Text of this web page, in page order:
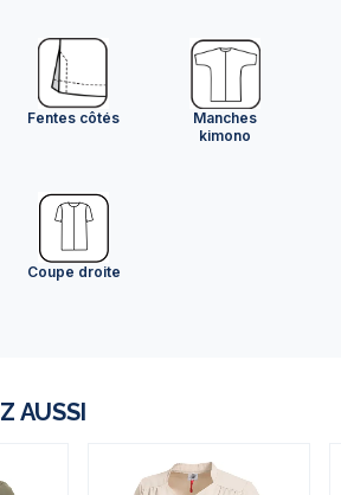
Fentes côtés
Manches
kimono
Coupe droite
AUSSI